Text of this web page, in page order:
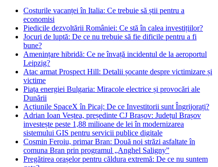
Costurile vacanței în Italia: Ce trebuie să știi pentru a
economisi
Piedicile dezvoltării României: Ce stă în calea investițiilor?
Jocuri de luptă: De ce nu trebuie să fie dificile pentru a fi
bune?
Amenințare hibridă: Ce ne învață incidentul de la aeroportul
Leipzig?
Atac armat Prospect Hill: Detalii șocante despre victimizare și
victime
Piața energiei Bulgaria: Miracole electrice și provocări ale
Dunării
Acțiunile SpaceX în Picaj: De ce Investitorii sunt Îngrijorați?
Adrian Ioan Veștea, președinte CJ Brașov: Județul Brașov
investește peste 1,88 milioane de lei în modernizarea
sistemului GIS pentru servicii publice digitale
Cosmin Feroiu, primar Bran: Două noi străzi asfaltate în
comuna Bran prin programul „Anghel Saligny”
Pregătirea orașelor pentru căldura extremă: De ce nu suntem